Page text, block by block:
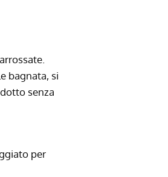
bagnata, si
senza
per